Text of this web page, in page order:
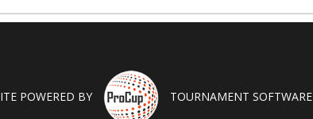
POWERED BY TOURNAMENT SOFTWARE